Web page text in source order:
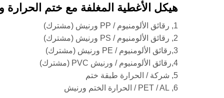
هيكل الأغطية المغلفة مع ختم
1, رقائق الألومنيوم / PP ورنيش (مشترك)
2, رقائق الألومنيوم / PS ورنيش (مشترك)
3,رقائق الألومنيوم / PE ورنيش (مشترك)
4,رقائق الألومنيوم / ورنيش PVC (مشترك)
5, شركة / الحرارة طبقة ختم
6, PET / AL / الحرارة الختم ورنيش